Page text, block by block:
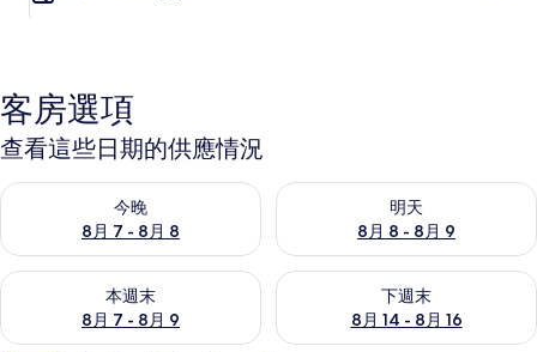
集
客房選項
查看這些日期的供應情況
今晚
8月 7 - 8月 8
查看今晚 (8月 7 - 8月 8) 的供應情況
明天
8月 8 - 8月 9
查看明天 (8月 8 - 8月 9) 的供
本週末
8月 7 - 8月 9
查看本週末 (8月 7 - 8月 9) 的供應情況
下週末
8月 14 - 8月 16
查看下週末 (8月 14 - 8月 16)